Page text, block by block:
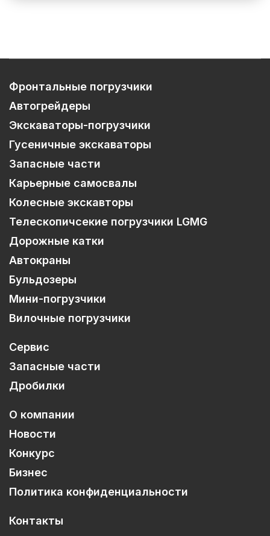
Фронтальные погрузчики
Автогрейдеры
Экскаваторы-погрузчики
Гусеничные экскаваторы
Запасные части
Карьерные самосвалы
Колесные экскавторы
Телескопичсекие погрузчики LGMG
Дорожные катки
Автокраны
Бульдозеры
Мини-погрузчики
Вилочные погрузчики
Сервис
Запасные части
Дробилки
О компании
Новости
Конкурс
Бизнес
Политика конфиденциальности
Контакты